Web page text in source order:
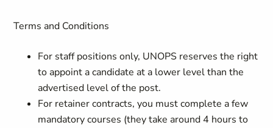
Terms and Conditions
For staff positions only, UNOPS reserves the right
to appoint a candidate at a lower level than the
advertised level of the post.
For retainer contracts, you must complete a few
mandatory courses (they take around 4 hours to